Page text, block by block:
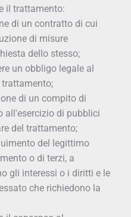
il trattamento:
di un contratto di cui
di misure
dello stesso;
un obbligo legale al
di un compito di
all'esercizio di pubblici
del trattamento;
del legittimo
o di terzi, a
gli interessi o i diritti e le
che richiedono la